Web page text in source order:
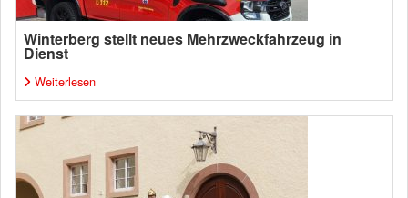
Winterberg stellt neues Mehrzweckfahrzeug in
Dienst
Weiterlesen